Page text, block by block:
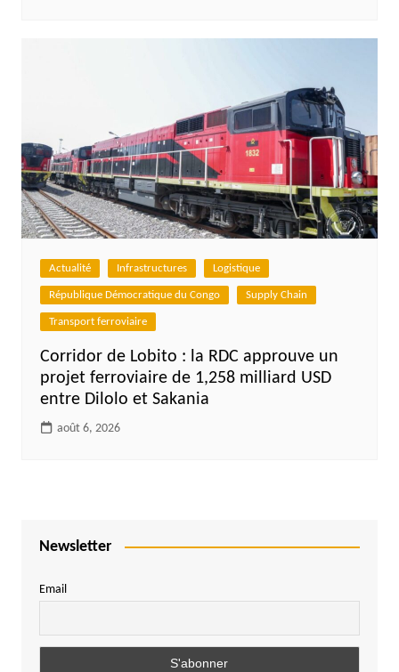
Actualité Infrastructures Logistique
République Démocratique du Congo Supply Chain
Transport ferroviaire
Corridor de Lobito : la RDC approuve un
projet ferroviaire de 1,258 milliard USD
entre Dilolo et Sakania
août 6, 2026
Newsletter
Email